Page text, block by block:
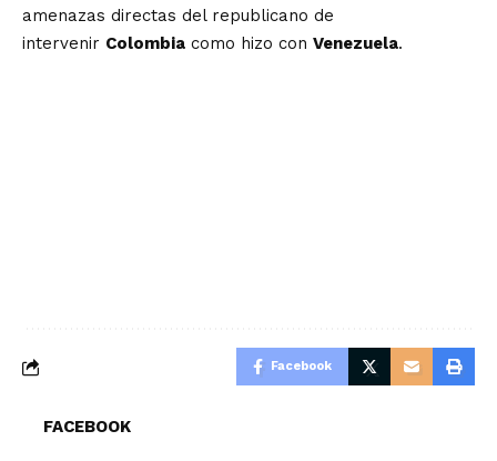
amenazas directas del republicano de
intervenir Colombia como hizo con Venezuela.
Facebook
FACEBOOK